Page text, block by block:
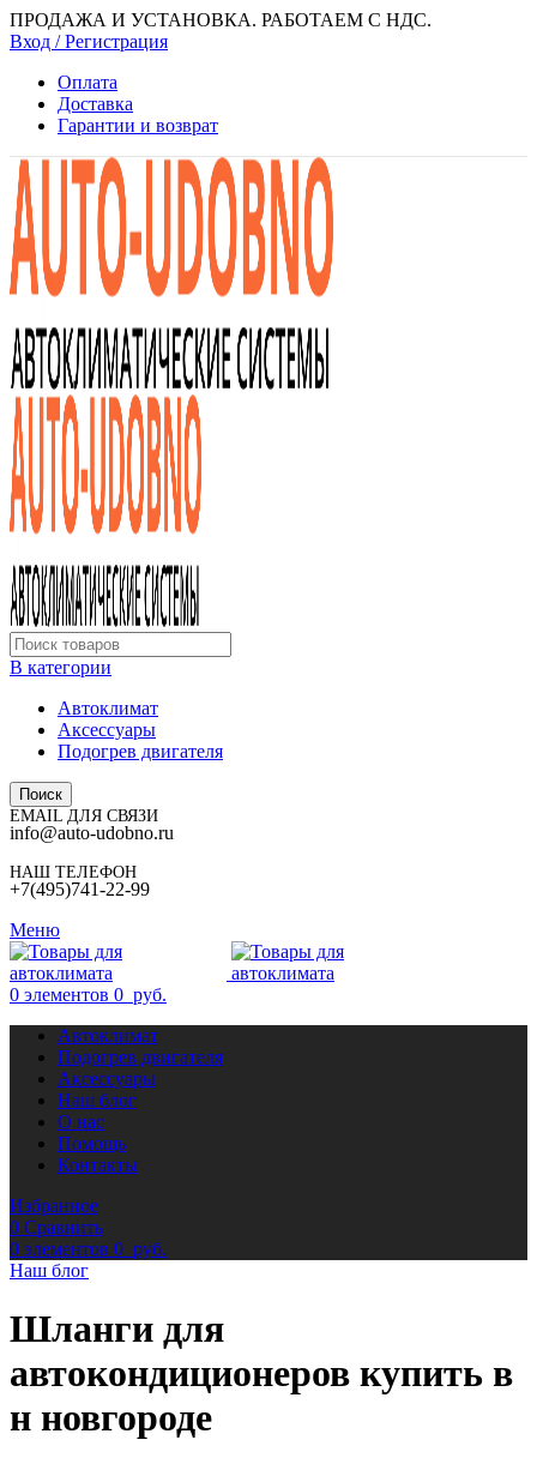
ПРОДАЖА И УСТАНОВКА. РАБОТАЕМ С НДС.
Вход / Регистрация
Оплата
Доставка
Гарантии и возврат
В категории
Автоклимат
Аксессуары
Подогрев двигателя
Поиск
EMAIL ДЛЯ СВЯЗИ
info@auto-udobno.ru
НАШ ТЕЛЕФОН
+7(495)741-22-99
Меню
0 элементов 0 руб.
Автоклимат
Подогрев двигателя
Аксессуары
Наш блог
О нас
Помощь
Контакты
Избранное
0 Сравнить
0 элементов 0 руб.
Наш блог
Шланги для
автокондиционеров купить в
н новгороде